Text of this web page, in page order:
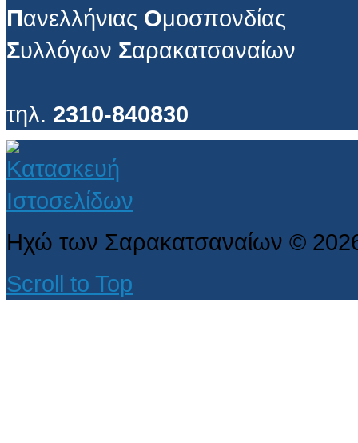
Πανελλήνιας Ομοσπονδίας
Συλλόγων Σαρακατσαναίων
τηλ. 2310-840830
Ηχώ των Σαρακατσαναίων ©
Scroll to Top